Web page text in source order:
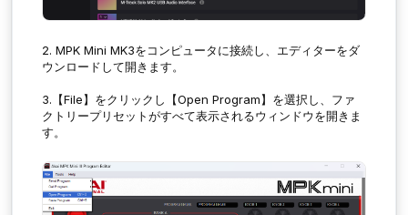
2. MPK Mini MK3をコンピュータに接続し、エディターをダ
ウンロードして開きます。
3. 【File】をクリックし 【Open Program】 を選択し、ファ
クトリープリセットがすべて表示されるウィンドウを開きま
す。